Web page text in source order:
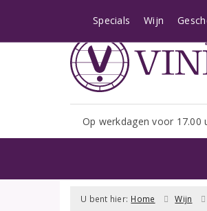
Op werkdagen voor 17.00
Specials Wijn
U bent hier: Home Wijn